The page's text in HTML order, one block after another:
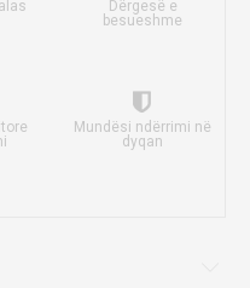
Dërgesë e
besueshme
Mundësi ndërrimi në
dyqan